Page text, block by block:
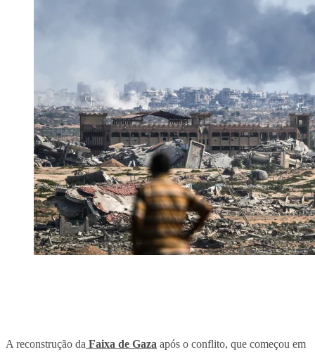
A reconstrução da Faixa de Gaza após o conflito, que começou em